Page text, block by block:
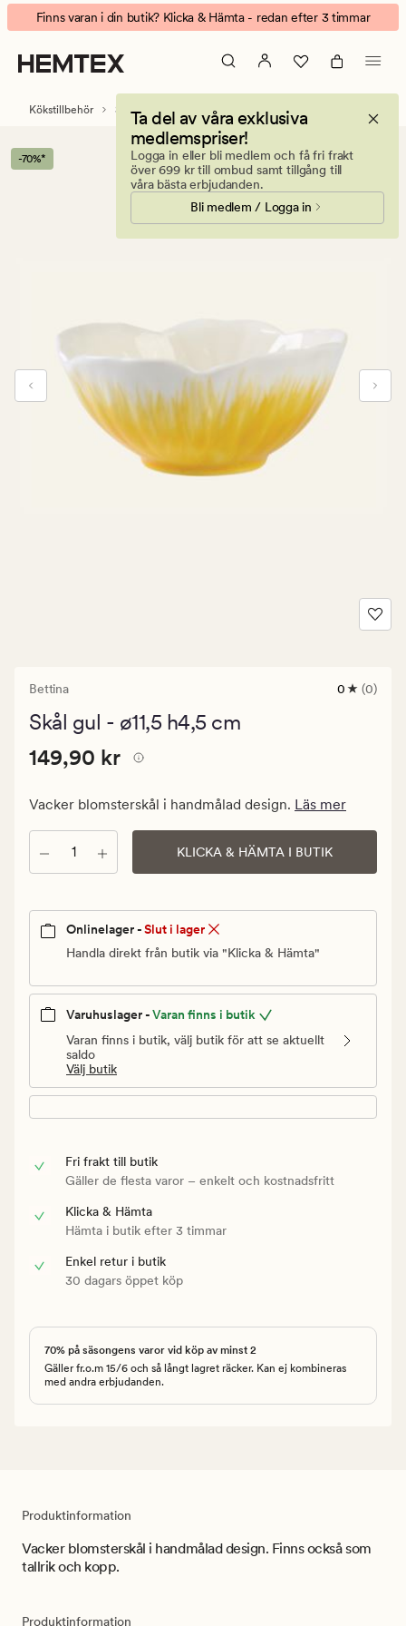
Bettina
skål
gul
Animerad
banner.
Klicka
på
att
pausa.
Finns varan i din butik? Klicka & Hämta - redan efter 3 timmar
Ta del av våra exklusiva
medlemspriser!
Logga in eller bli medlem och få fri frakt
över 699 kr till ombud samt tillgång till
våra bästa erbjudanden.
Bli medlem / Logga in
Kökstillbehör Skålar & bunkar
-70%*
Bettina
0
0 (0)
Skål gul - ø11,5 h4,5 cm
Pris
149,90
pris
149,90
Pris 149,90 kr
149,90 kr
Vacker blomsterskål i handmålad design. Läs mer
Antal KLICKA & HÄMTA I BUTIK
Onlinelager -Slut i lager
Handla direkt från butik via "Klicka & Hämta"
Varuhuslager -Varan finns i butik
Varan finns i butik, välj butik för att se aktuellt
saldo
Välj butik
Fri frakt till butik
Gäller de flesta varor – enkelt och kostnadsfritt
Klicka & Hämta
Hämta i butik efter 3 timmar
Enkel retur i butik
30 dagars öppet köp
70% på säsongens varor vid köp av minst 2
Gäller fr.o.m 15/6 och så långt lagret räcker. Kan ej kombineras
med andra erbjudanden.
Produktinformation
Vacker blomsterskål i handmålad design. Finns också som
tallrik och kopp.
Produktinformation